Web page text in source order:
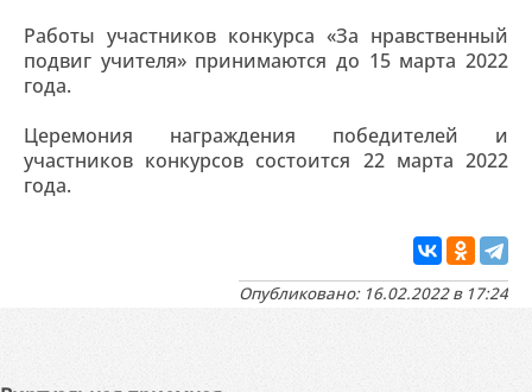
Работы участников конкурса «За нравственный
подвиг учителя» принимаются до 15 марта 2022
года.
Церемония награждения победителей и
участников конкурсов состоится 22 марта 2022
года.
Опубликовано: 16.02.2022 в 17:24